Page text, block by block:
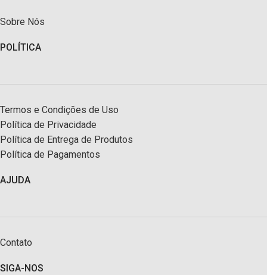
Sobre Nós
POLÍTICA
Termos e Condições de Uso
Política de Privacidade
Política de Entrega de Produtos
Política de Pagamentos
AJUDA
Contato
SIGA-NOS